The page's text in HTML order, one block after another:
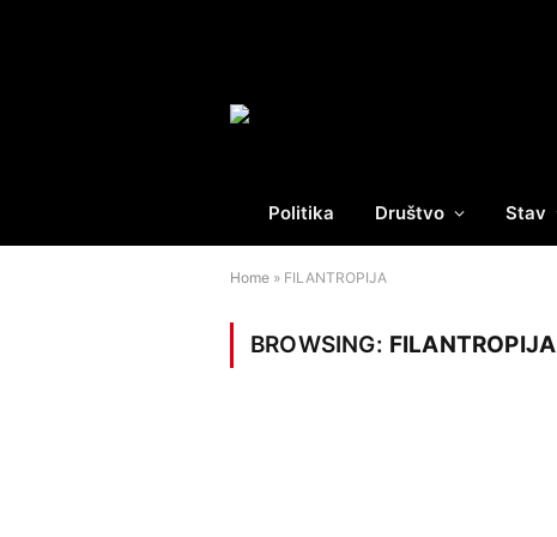
Politika Društvo Stav
Home » FILANTROPIJA
BROWSING: FILANTROPIJA